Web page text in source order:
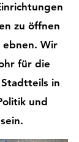
zu öffnen
ebnen. Wir
für die
in
und